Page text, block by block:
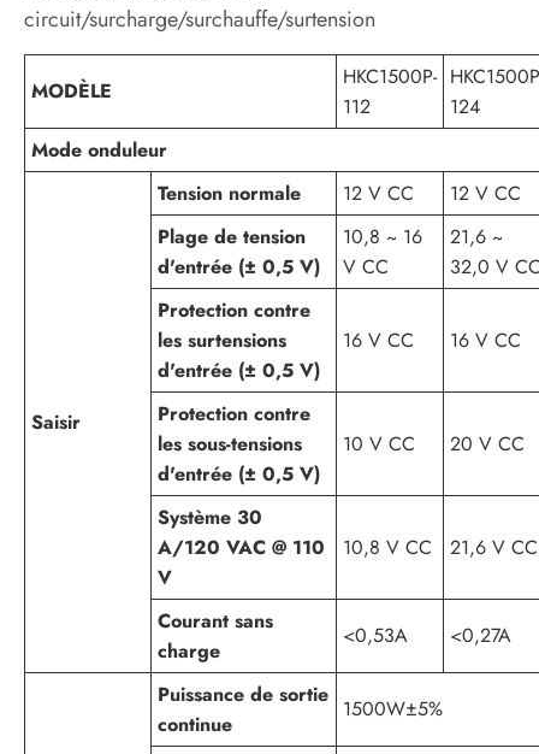
circuit/surcharge/surchauffe/surtension
MODÈLE
HKC1500P-
112
124
Mode onduleur
Saisir
Tension normale 12 V CC
12 V CC
Plage de tension
d'entrée (± 0,5 V)
10,8 ~ 16
V CC
21,6 ~
32,0 V
Protection contre
les surtensions
d'entrée (± 0,5 V)
16 V CC 16 V CC
Protection contre
les sous-tensions
d'entrée (± 0,5 V)
10 V CC 20 V CC
Système 30
A/120 VAC @ 110
V
10,8 V CC 21,6 V CC
Courant sans
charge
<0,53A <0,27A
Puissance de sortie
continue
1500W±5%